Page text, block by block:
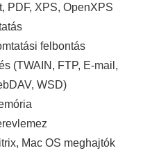
PDF, XPS, OpenXPS
felbontás
(TWAIN, FTP, E-mail,
WSD)
Mac OS meghajtók